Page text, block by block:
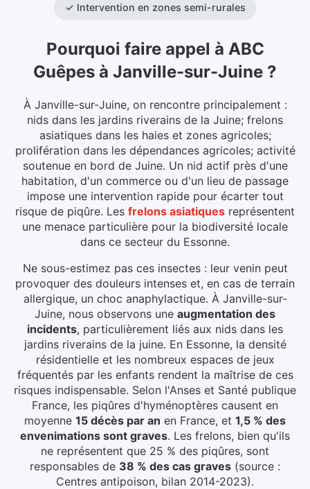
✓ Intervention en zones semi-rurales
Pourquoi faire appel à ABC
Guêpes à Janville-sur-Juine ?
À Janville-sur-Juine, on rencontre principalement :
nids dans les jardins riverains de la Juine; frelons
asiatiques dans les haies et zones agricoles;
prolifération dans les dépendances agricoles; activité
soutenue en bord de Juine. Un nid actif près d'une
habitation, d'un commerce ou d'un lieu de passage
impose une intervention rapide pour écarter tout
risque de piqûre. Les frelons asiatiques représentent
une menace particulière pour la biodiversité locale
dans ce secteur du Essonne.
Ne sous-estimez pas ces insectes : leur venin peut
provoquer des douleurs intenses et, en cas de terrain
allergique, un choc anaphylactique. À Janville-sur-
Juine, nous observons une augmentation des
incidents, particulièrement liés aux nids dans les
jardins riverains de la juine. En Essonne, la densité
résidentielle et les nombreux espaces de jeux
fréquentés par les enfants rendent la maîtrise de ces
risques indispensable. Selon l'Anses et Santé publique
France, les piqûres d'hyménoptères causent en
moyenne 15 décès par an en France, et 1,5 % des
envenimations sont graves. Les frelons, bien qu'ils
ne représentent que 25 % des piqûres, sont
responsables de 38 % des cas graves (source :
Centres antipoison, bilan 2014-2023).